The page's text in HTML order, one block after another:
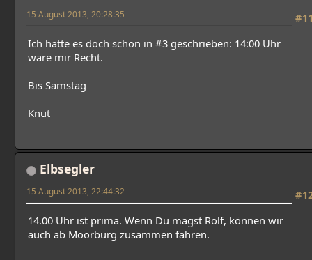
15 August 2013, 20:28:35
Ich hatte es doch schon in #3 geschrieben: 14:00 Uhr
wäre mir Recht.
Bis Samstag
Knut
Elbsegler
15 August 2013, 22:44:32
14.00 Uhr ist prima. Wenn Du magst Rolf, können wir
auch ab Moorburg zusammen fahren.